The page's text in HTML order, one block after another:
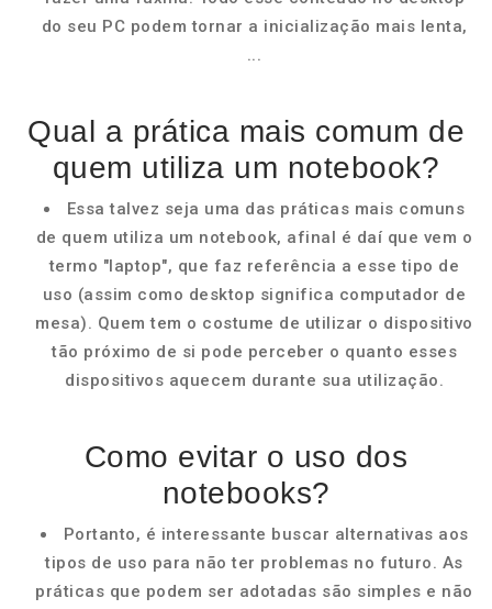
do seu PC podem tornar a inicialização mais lenta,
...
Qual a prática mais comum de
quem utiliza um notebook?
Essa talvez seja uma das práticas mais comuns
de quem utiliza um notebook, afinal é daí que vem o
termo "laptop", que faz referência a esse tipo de
uso (assim como desktop significa computador de
mesa). Quem tem o costume de utilizar o dispositivo
tão próximo de si pode perceber o quanto esses
dispositivos aquecem durante sua utilização.
Como evitar o uso dos
notebooks?
Portanto, é interessante buscar alternativas aos
tipos de uso para não ter problemas no futuro. As
práticas que podem ser adotadas são simples e não